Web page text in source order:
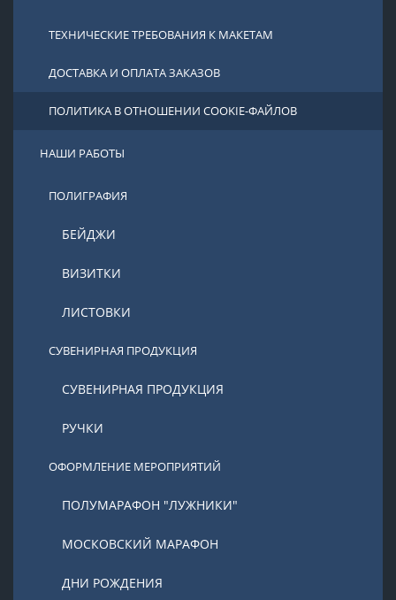
ТЕХНИЧЕСКИЕ ТРЕБОВАНИЯ К МАКЕТАМ
ДОСТАВКА И ОПЛАТА ЗАКАЗОВ
ПОЛИТИКА В ОТНОШЕНИИ COOKIE-ФАЙЛОВ
НАШИ РАБОТЫ
ПОЛИГРАФИЯ
БЕЙДЖИ
ВИЗИТКИ
ЛИСТОВКИ
СУВЕНИРНАЯ ПРОДУКЦИЯ
СУВЕНИРНАЯ ПРОДУКЦИЯ
РУЧКИ
ОФОРМЛЕНИЕ МЕРОПРИЯТИЙ
ПОЛУМАРАФОН "ЛУЖНИКИ"
МОСКОВСКИЙ МАРАФОН
ДНИ РОЖДЕНИЯ